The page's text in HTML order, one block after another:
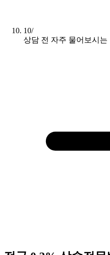
10/
상담 전 자주 물어보시는